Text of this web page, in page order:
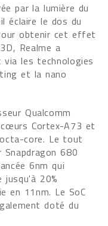
par la lumière du
éclaire le dos du
obtenir cet effet
Realme a
via les technologies
et la nano
Qualcomm
Cortex-A73 et
core. Le tout
Snapdragon 680
6nm qui
20%
en 11nm. Le SoC
doté du